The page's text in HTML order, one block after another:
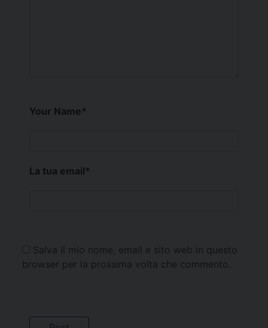
Your Name*
La tua email*
Salva il mio nome, email e sito web in questo
browser per la prossima volta che commento.